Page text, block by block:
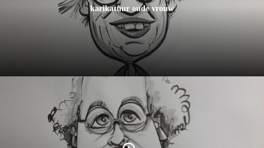
karikatuur oude vrouw